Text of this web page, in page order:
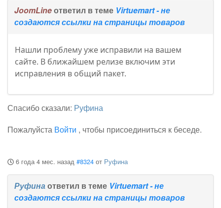
JoomLineответил в теме Virtuemart - не
создаются ссылки на страницы товаров
Нашли проблему уже исправили на вашем
сайте. В ближайшем релизе включим эти
исправления в общий пакет.
Спасибо сказали: Руфина
Пожалуйста Войти , чтобы присоединиться к беседе.
6 года 4 мес. назад #8324 от Руфина
Руфинаответил в теме Virtuemart - не
создаются ссылки на страницы товаров